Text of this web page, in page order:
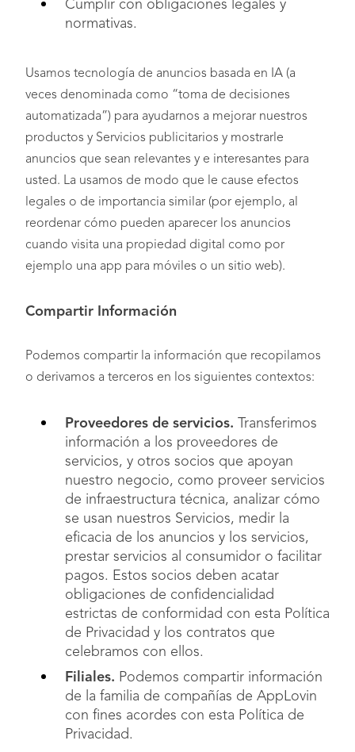
Cumplir con obligaciones legales y
normativas.
Usamos tecnología de anuncios basada en IA (a
veces denominada como “toma de decisiones
automatizada”) para ayudarnos a mejorar nuestros
productos y Servicios publicitarios y mostrarle
anuncios que sean relevantes y e interesantes para
usted. La usamos de modo que le cause efectos
legales o de importancia similar (por ejemplo, al
reordenar cómo pueden aparecer los anuncios
cuando visita una propiedad digital como por
ejemplo una app para móviles o un sitio web).
Compartir Información
Podemos compartir la información que recopilamos
o derivamos a terceros en los siguientes contextos:
Proveedores de servicios. Transferimos
información a los proveedores de
servicios, y otros socios que apoyan
nuestro negocio, como proveer servicios
de infraestructura técnica, analizar cómo
se usan nuestros Servicios, medir la
eficacia de los anuncios y los servicios,
prestar servicios al consumidor o facilitar
pagos. Estos socios deben acatar
obligaciones de confidencialidad
estrictas de conformidad con esta Política
de Privacidad y los contratos que
celebramos con ellos.
Filiales. Podemos compartir información
de la familia de compañías de AppLovin
con fines acordes con esta Política de
Privacidad.